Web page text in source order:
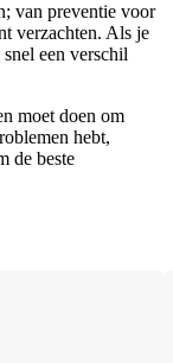
van preventie voor
verzachten. Als je
een verschil
moet doen om
hebt,
de beste